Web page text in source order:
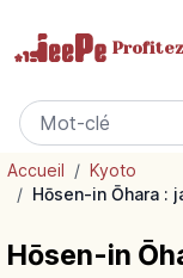
Accueil / Kyoto
/ Hōsen-in Ōhara :
Hōsen-in